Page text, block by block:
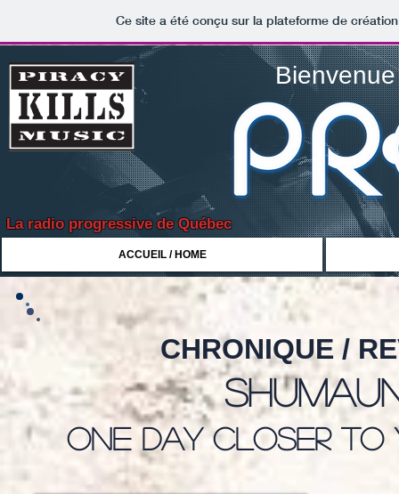
Ce site a été conçu sur la plateforme de
La radio progressive de Québec
CHRONIQUE /
one day closer to
ACCUEIL / HOME